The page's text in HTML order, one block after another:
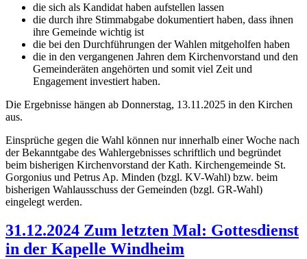
die sich als Kandidat haben aufstellen lassen
die durch ihre Stimmabgabe dokumentiert haben, dass ihnen
ihre Gemeinde wichtig ist
die bei den Durchführungen der Wahlen mitgeholfen haben
die in den vergangenen Jahren dem Kirchenvorstand und den
Gemeinderäten angehörten und somit viel Zeit und
Engagement investiert haben.
Die Ergebnisse hängen ab Donnerstag, 13.11.2025 in den Kirchen
aus.
Einsprüche gegen die Wahl können nur innerhalb einer Woche nach
der Bekanntgabe des Wahlergebnisses schriftlich und begründet
beim bisherigen Kirchenvorstand der Kath. Kirchengemeinde St.
Gorgonius und Petrus Ap. Minden (bzgl. KV-Wahl) bzw. beim
bisherigen Wahlausschuss der Gemeinden (bzgl. GR-Wahl)
eingelegt werden.
31.12.2024 Zum letzten Mal: Gottesdienst
in der Kapelle Windheim